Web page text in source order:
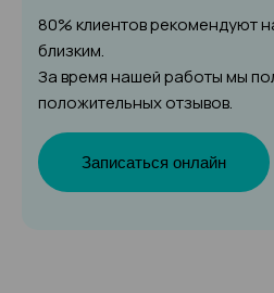
80% клиентов рекомендуют
близким.
За время нашей работы мы
положительных отзывов.
Записаться онлайн